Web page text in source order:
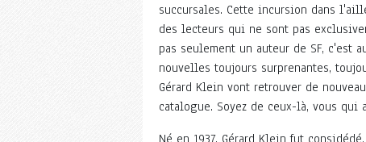
succursales. Cette incursion dans
des lecteurs qui ne sont pas
pas seulement un auteur de SF,
nouvelles toujours surprenantes,
Gérard Klein vont retrouver de
catalogue. Soyez de ceux-là, vous